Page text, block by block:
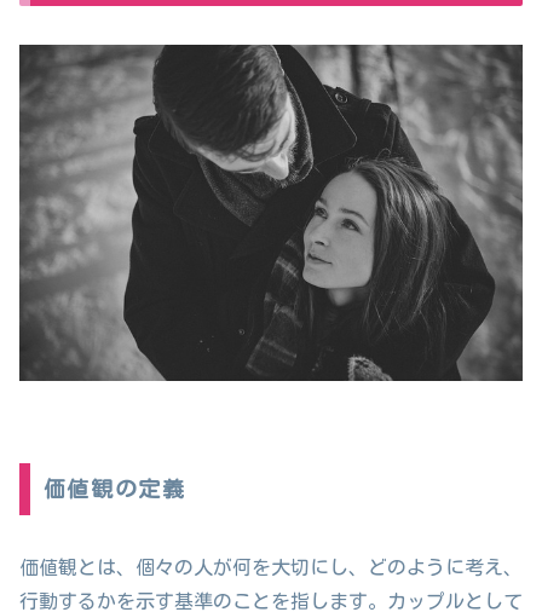
価値観の定義
価値観とは、個々の人が何を大切にし、どのように考え、
行動するかを示す基準のことを指します。カップルとして